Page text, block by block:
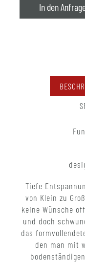
In den
Tiefe
von Klein zu
keine Wünsche
und doch
das
den man mit